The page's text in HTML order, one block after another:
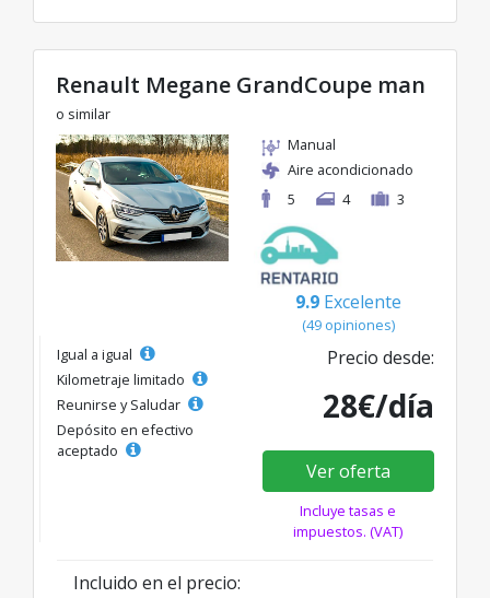
Renault Megane GrandCoupe man
o similar
Manual
Aire acondicionado
5
4 3
9.9 Excelente
(49 opiniones)
Igual a igual
Kilometraje limitado
Reunirse y Saludar
Depósito en efectivo
aceptado
Precio desde:
28€/día
Ver oferta
Incluye tasas e
impuestos. (VAT)
Incluido en el precio: